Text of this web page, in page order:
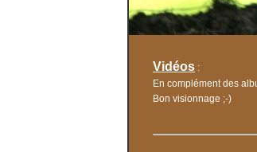
Vidéos :
En complément des
Bon visionnage ;-)